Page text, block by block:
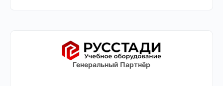
Генеральный Партнёр